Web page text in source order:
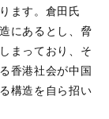
ます。倉田氏
にあるとし、脅
まっており、そ
香港社会が中国
構造を自ら招い